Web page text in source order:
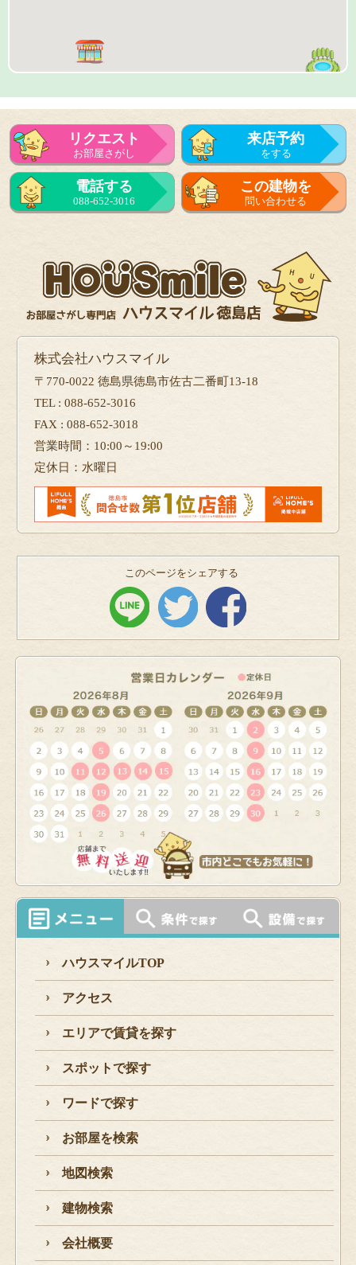
リクエスト
お部屋さがし
来店予約
をする
来店予約
をする
電話する
088-652-3016
この建物を
問い合わせる
株式会社ハウスマイル
〒770-0022 徳島県徳島市佐古二番町13-18
TEL : 088-652-3016
FAX : 088-652-3018
営業時間：10:00～19:00
定休日：水曜日
このページをシェアする
ハウスマイルTOP
アクセス
エリアで賃貸を探す
スポットで探す
ワードで探す
お部屋を検索
地図検索
建物検索
会社概要